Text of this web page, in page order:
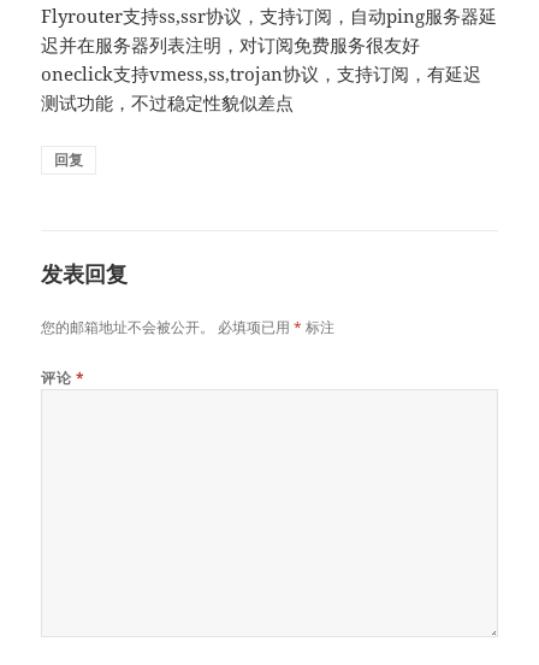
Flyrouter支持ss,ssr协议，支持订阅，自动ping服务器延
迟并在服务器列表注明，对订阅免费服务很友好
oneclick支持vmess,ss,trojan协议，支持订阅，有延迟
测试功能，不过稳定性貌似差点
回复
发表回复
您的邮箱地址不会被公开。 必填项已用* 标注
评论 *